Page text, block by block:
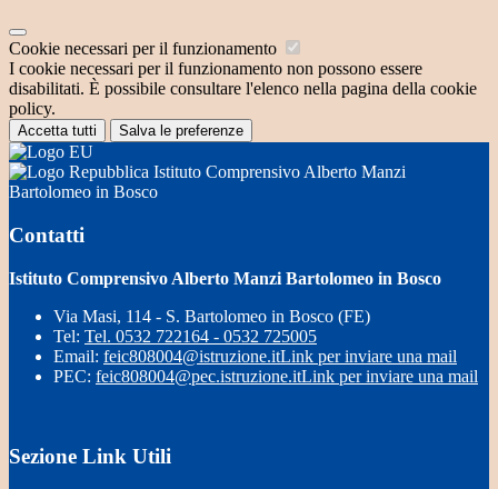
Cookie necessari per il funzionamento
I cookie necessari per il funzionamento non possono essere
disabilitati. È possibile consultare l'elenco nella pagina della cookie
policy.
Accetta tutti Salva le preferenze
Istituto Comprensivo Alberto Manzi
Bartolomeo in Bosco
Contatti
Istituto Comprensivo Alberto Manzi Bartolomeo in Bosco
Via Masi, 114 - S. Bartolomeo in Bosco (FE)
Tel: Tel. 0532 722164 - 0532 725005
Email: feic808004@istruzione.itLink per inviare una mail
PEC: feic808004@pec.istruzione.itLink per inviare una mail
Sezione Link Utili